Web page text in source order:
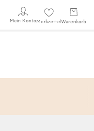
Mein KontoMerkzettel Warenkorb